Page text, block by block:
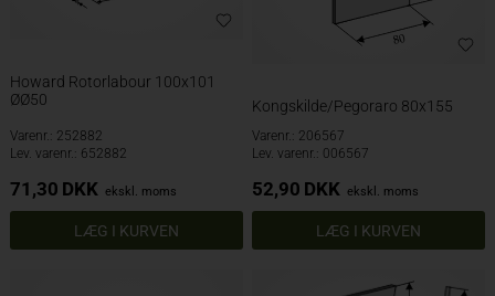
Howard Rotorlabour 100x101
ØØ50
Varenr.: 252882
Lev. varenr.: 652882
71,30 DKK ekskl. moms
Kongskilde/Pegoraro 80x155
Varenr.: 206567
Lev. varenr.: 006567
52,90 DKK ekskl. moms